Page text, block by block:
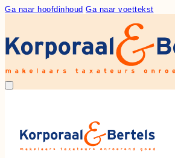
Ga naar hoofdinhoud Ga naar voettekst